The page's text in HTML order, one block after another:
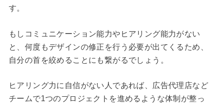
す。
もしコミュニケーション能力やヒアリング能力がない
と、何度もデザインの修正を行う必要が出てくるため、
自分の首を絞めることにも繋がるでしょう。
ヒアリング力に自信がない人であれば、広告代理店など
チームで1つのプロジェクトを進めるような体制が整っ